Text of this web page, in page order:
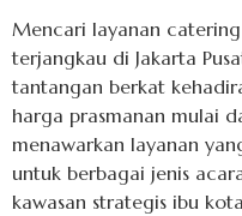
Mencari layanan
terjangkau di Jakarta
tantangan berkat
harga prasmanan mulai
menawarkan layanan
untuk berbagai jenis
kawasan strategis ibu